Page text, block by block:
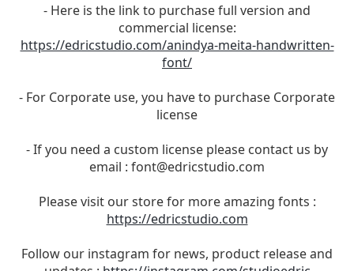
- Here is the link to purchase full version and
commercial license:
https://edricstudio.com/anindya-meita-handwritten-
font/
- For Corporate use, you have to purchase Corporate
license
- If you need a custom license please contact us by
email : font@edricstudio.com
Please visit our store for more amazing fonts :
https://edricstudio.com
Follow our instagram for news, product release and